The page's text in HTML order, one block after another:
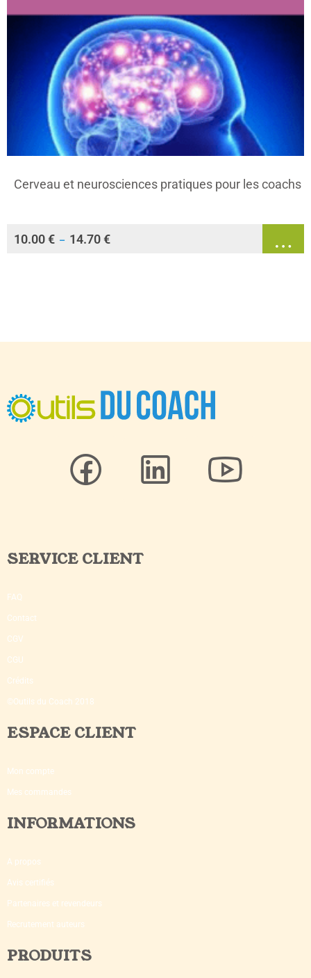
Cerveau et neurosciences pratiques pour les coachs
10.00€ – 14.70€
SERVICE CLIENT
FAQ
Contact
CGV
CGU
Crédits
©Outils du Coach 2018
ESPACE CLIENT
Mon compte
Mes commandes
INFORMATIONS
A propos
Avis certifiés
Partenaires et revendeurs
Recrutement auteurs
PRODUITS